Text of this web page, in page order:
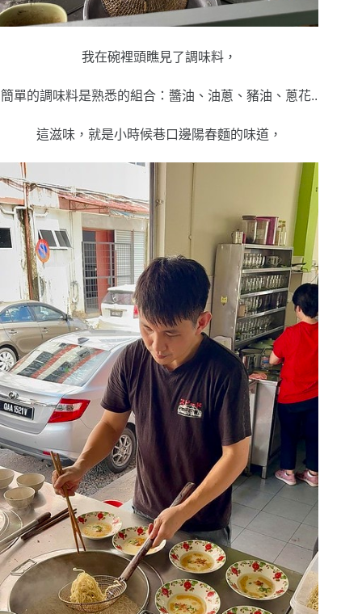
我在碗裡頭瞧見了調味料，
簡單的調味料是熟悉的組合：醬油、油蔥、豬油、蔥花..
這滋味，就是小時候巷口邊陽春麵的味道，